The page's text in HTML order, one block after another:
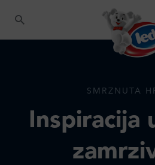
SMRZNUTA
Inspiracija